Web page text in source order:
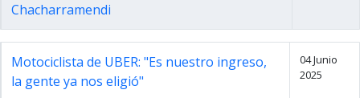
Chacharramendi
Motociclista de UBER: "Es nuestro ingreso,
la gente ya nos eligió"
04 Junio
2025